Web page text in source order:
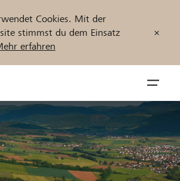
Cookies. Mit der
stimmst du dem Einsatz
erfahren
öffnen
Jetzt starten